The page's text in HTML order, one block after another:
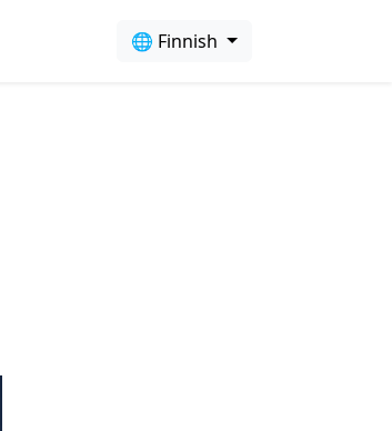
🌐 Finnish